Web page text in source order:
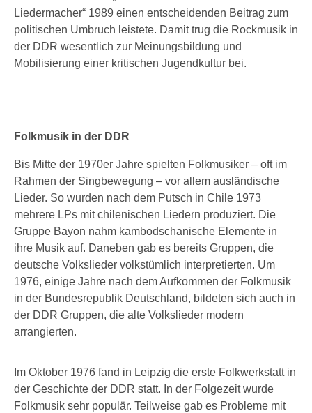
Liedermacher“ 1989 einen entscheidenden Beitrag zum
politischen Umbruch leistete. Damit trug die Rockmusik in
der DDR wesentlich zur Meinungsbildung und
Mobilisierung einer kritischen Jugendkultur bei.
Folkmusik in der DDR
Bis Mitte der 1970er Jahre spielten Folkmusiker – oft im
Rahmen der Singbewegung – vor allem ausländische
Lieder. So wurden nach dem Putsch in Chile 1973
mehrere LPs mit chilenischen Liedern produziert. Die
Gruppe Bayon nahm kambodschanische Elemente in
ihre Musik auf. Daneben gab es bereits Gruppen, die
deutsche Volkslieder volkstümlich interpretierten. Um
1976, einige Jahre nach dem Aufkommen der Folkmusik
in der Bundesrepublik Deutschland, bildeten sich auch in
der DDR Gruppen, die alte Volkslieder modern
arrangierten.
Im Oktober 1976 fand in Leipzig die erste Folkwerkstatt in
der Geschichte der DDR statt. In der Folgezeit wurde
Folkmusik sehr populär. Teilweise gab es Probleme mit